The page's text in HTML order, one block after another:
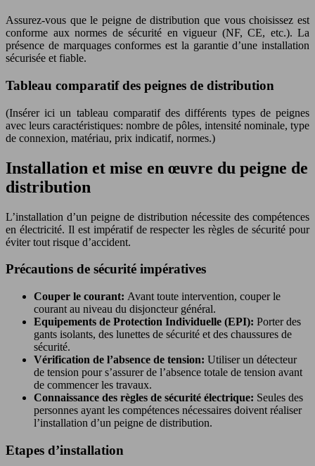
Assurez-vous que le peigne de distribution que vous choisissez est
conforme aux normes de sécurité en vigueur (NF, CE, etc.). La
présence de marquages conformes est la garantie d’une installation
sécurisée et fiable.
Tableau comparatif des peignes de distribution
(Insérer ici un tableau comparatif des différents types de peignes
avec leurs caractéristiques: nombre de pôles, intensité nominale, type
de connexion, matériau, prix indicatif, normes.)
Installation et mise en œuvre du peigne de
distribution
L’installation d’un peigne de distribution nécessite des compétences
en électricité. Il est impératif de respecter les règles de sécurité pour
éviter tout risque d’accident.
Précautions de sécurité impératives
Couper le courant: Avant toute intervention, couper le
courant au niveau du disjoncteur général.
Equipements de Protection Individuelle (EPI): Porter des
gants isolants, des lunettes de sécurité et des chaussures de
sécurité.
Vérification de l’absence de tension: Utiliser un détecteur
de tension pour s’assurer de l’absence totale de tension avant
de commencer les travaux.
Connaissance des règles de sécurité électrique: Seules des
personnes ayant les compétences nécessaires doivent réaliser
l’installation d’un peigne de distribution.
Etapes d’installation